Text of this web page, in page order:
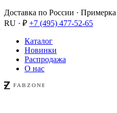
Доставка по России ·
RU · ₽ +7 (495) 477-52-65
Каталог
Новинки
Распродажа
О нас